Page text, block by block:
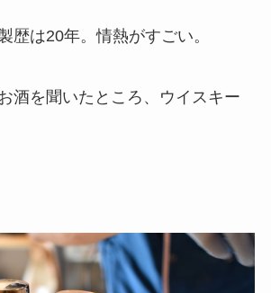
歴は20年。情熱がすごい。
酒を聞いたところ、ウイスキー